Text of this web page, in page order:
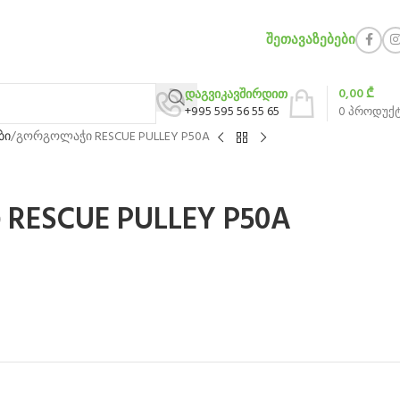
ᲨᲔᲗᲐᲕᲐᲖᲔᲑᲔᲑᲘ
დაგვიკავშირდით
+995 595 56 55 65
0
0,00₾
გორგოლაჭი RESCUE PULLEY P50A
PULLEY P50A